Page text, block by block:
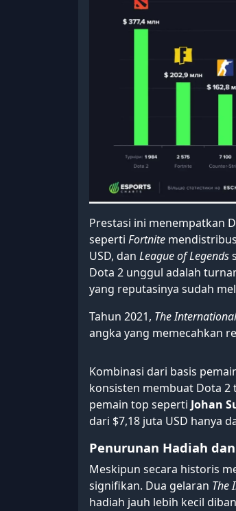
Prestasi ini menempatkan
seperti Fortnite
USD, dan League of Legends
Dota 2 unggul adalah
yang reputasinya sudah
Tahun 2021, The International
angka yang memecahkan
Kombinasi dari basis
konsisten membuat Dota
pemain top seperti Johan
dari $7,18 juta USD hanya
Penurunan Hadiah
Meskipun secara historis
signifikan. Dua gelaran The
hadiah jauh lebih kecil